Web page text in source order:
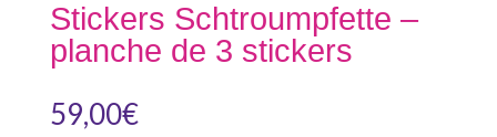
Stickers Schtroumpfette –
planche de 3 stickers
59,00€